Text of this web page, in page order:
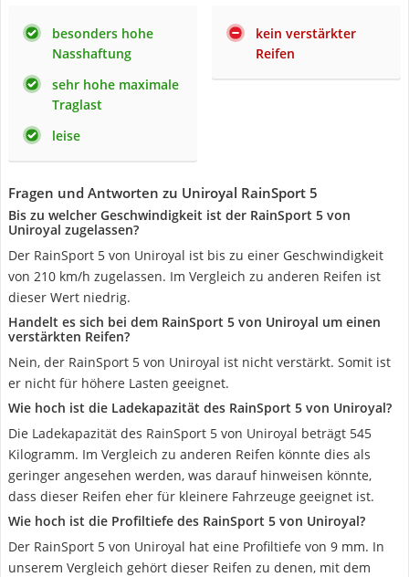
besonders hohe
Nasshaftung
sehr hohe maximale
Traglast
leise
kein verstärkter
Reifen
Fragen und Antworten zu Uniroyal RainSport 5
Bis zu welcher Geschwindigkeit ist der RainSport 5 von
Uniroyal zugelassen?
Der RainSport 5 von Uniroyal ist bis zu einer Geschwindigkeit
von 210 km/h zugelassen. Im Vergleich zu anderen Reifen ist
dieser Wert niedrig.
Handelt es sich bei dem RainSport 5 von Uniroyal um einen
verstärkten Reifen?
Nein, der RainSport 5 von Uniroyal ist nicht verstärkt. Somit ist
er nicht für höhere Lasten geeignet.
Wie hoch ist die Ladekapazität des RainSport 5 von Uniroyal?
Die Ladekapazität des RainSport 5 von Uniroyal beträgt 545
Kilogramm. Im Vergleich zu anderen Reifen könnte dies als
geringer angesehen werden, was darauf hinweisen könnte,
dass dieser Reifen eher für kleinere Fahrzeuge geeignet ist.
Wie hoch ist die Profiltiefe des RainSport 5 von Uniroyal?
Der RainSport 5 von Uniroyal hat eine Profiltiefe von 9 mm. In
unserem Vergleich gehört dieser Reifen zu denen, mit dem